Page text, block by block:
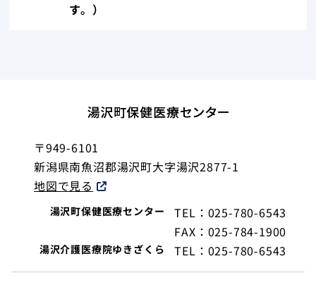
す。）
〒949-6101
新潟県南魚沼郡湯沢町大字湯沢2877-1
地図で見る
湯沢町保健医療センター
TEL：025-780-6543
FAX：025-784-1900
湯沢介護医療院ゆきざくら TEL：025-780-6543